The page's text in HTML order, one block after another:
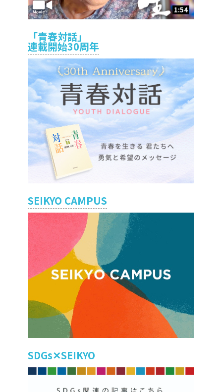
1:54
「青春対話」
連載開始30周年
SEIKYO CAMPUS
SDGs✕SEIKYO